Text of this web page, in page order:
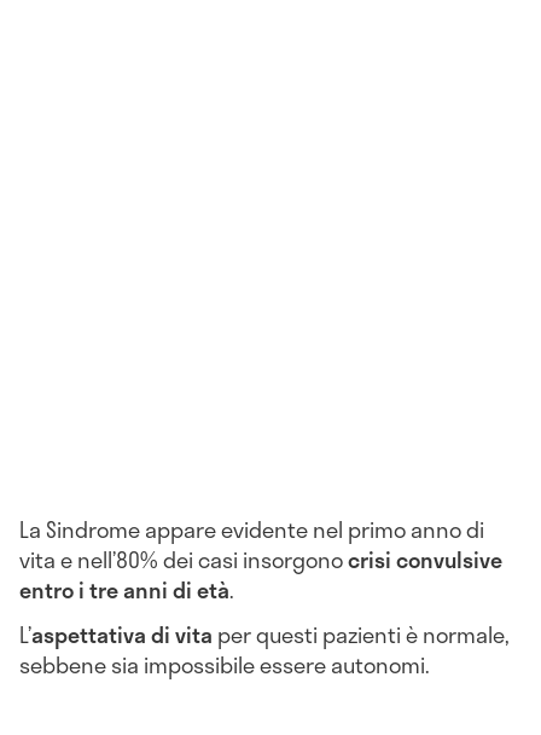
La Sindrome appare evidente nel primo anno di
vita e nell’80% dei casi insorgonocrisi convulsive
entro i tre anni di età.
L’aspettativa di vita per questi pazienti è normale,
sebbene sia impossibile essere autonomi.